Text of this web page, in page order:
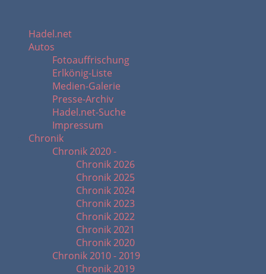
Hadel.net
Autos
Fotoauffrischung
Erlkönig-Liste
Medien-Galerie
Presse-Archiv
Hadel.net-Suche
Impressum
Chronik
Chronik 2020 -
Chronik 2026
Chronik 2025
Chronik 2024
Chronik 2023
Chronik 2022
Chronik 2021
Chronik 2020
Chronik 2010 - 2019
Chronik 2019